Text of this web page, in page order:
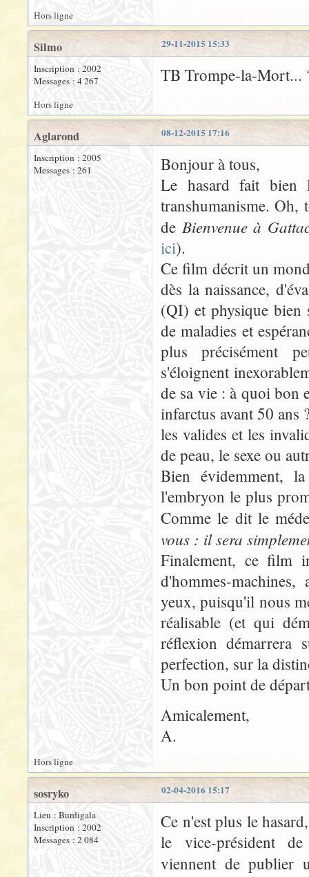
Hors ligne
29-11-2015 15:33
Silmo
Inscription : 2002
Messages : 4 267
TB Trompe-la-Mort...
Hors ligne
08-12-2015 17:16
Aglarond
Inscription : 2005
Messages : 261
Bonjour à tous,
Le hasard fait bien
transhumanisme. Oh,
de Bienvenue à
ici).
Ce film décrit un
dès la naissance,
(QI) et physique bien
de maladies et
plus précisément
s'éloignent
de sa vie : à quoi bon
infarctus avant 50 ans
les valides et les
de peau, le sexe ou
Bien évidemment,
l'embryon le plus
Comme le dit le
vous : il sera
Finalement, ce film
d'hommes-
yeux, puisqu'il nous
réalisable (et qui
réflexion démarrera
perfection, sur la
Un bon point de
Amicalement,
A.
Hors ligne
02-04-2016 15:17
sosryko
Lieu : Burdigala
Inscription : 2002
Messages : 2 084
Ce n'est plus le
le vice-président de
viennent de publier